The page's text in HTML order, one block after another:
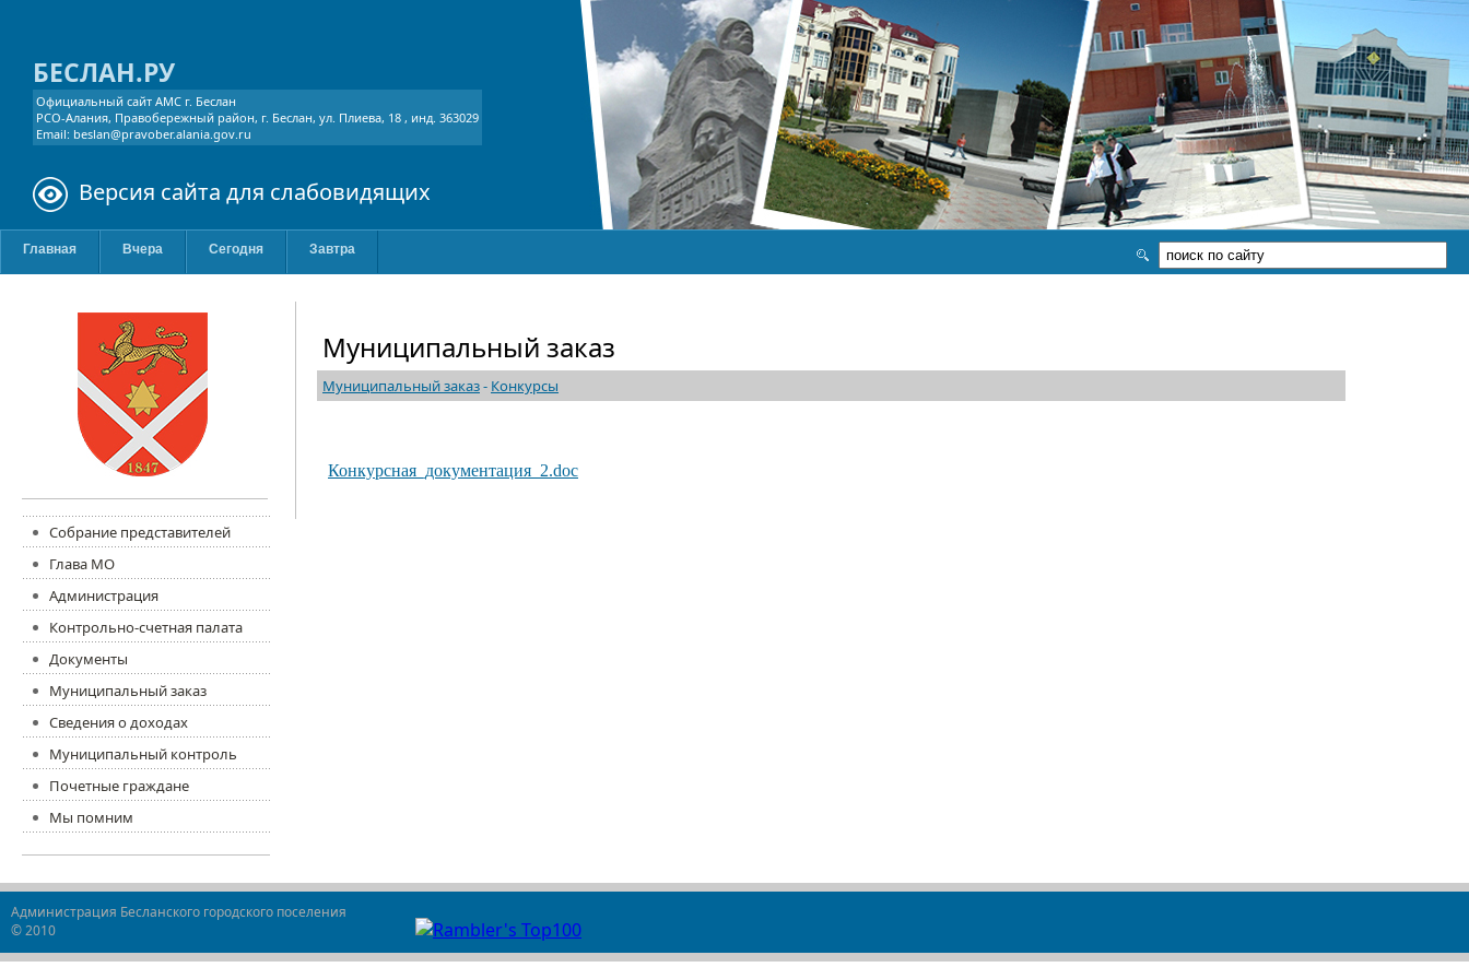
БЕСЛАН.РУ
Официальный сайт АМС г. Беслан
РСО-Алания, Правобережный район, г. Беслан, ул. Плиева, 18 , инд. 363029
Email: beslan@pravober.alania.gov.ru
Версия сайта для слабовидящих
Главная Вчера Сегодня Завтра
Собрание представителей
Глава МО
Администрация
Контрольно-счетная палата
Документы
Муниципальный заказ
Сведения о доходах
Муниципальный контроль
Почетные граждане
Мы помним
Муниципальный заказ
Муниципальный заказ- Конкурсы
Конкурсная_документация_2.doc
Администрация Бесланского городского поселения
© 2010